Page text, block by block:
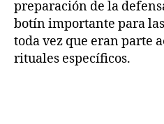
preparación de la
botín importante para
toda vez que eran parte
rituales específicos.